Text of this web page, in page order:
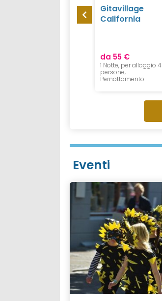
Gitavillage
California
da 55 €
1 Notte, per alloggio 4
persone,
Pernottamento
Eventi